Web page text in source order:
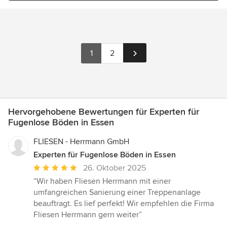
1 2
Hervorgehobene Bewertungen für Experten für
Fugenlose Böden in Essen
FLIESEN - Herrmann GmbH
Experten für Fugenlose Böden in Essen
Durchschnittliche
Bewertung:
5
von
5
26. Oktober 2025
“Wir haben Fliesen Herrmann mit einer
umfangreichen Sanierung einer Treppenanlage
beauftragt. Es lief perfekt! Wir empfehlen die Firma
Fliesen Herrmann gern weiter”